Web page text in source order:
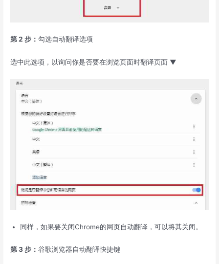
第 2 步：勾选自动翻译选项
选中此选项，以询问你是否要在浏览页面时翻译页面 ▼
同样，如果要关闭Chrome的网页自动翻译，可以将其关闭。
第 3 步：谷歌浏览器自动翻译快捷键